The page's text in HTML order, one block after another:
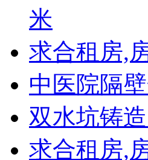
米
求合租房,
中医院隔
双水坑铸
求合租房,